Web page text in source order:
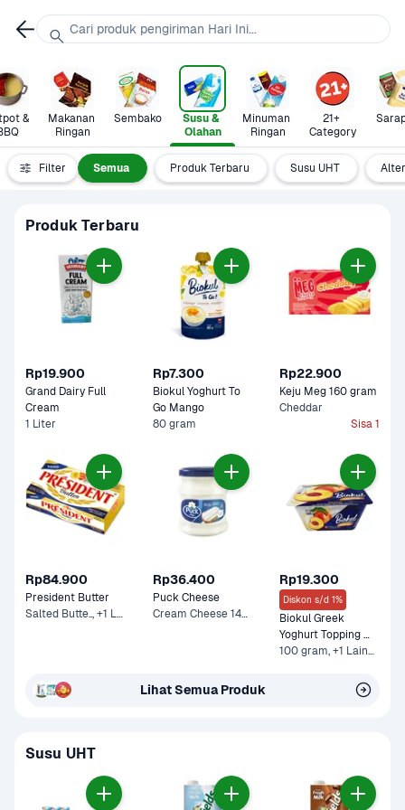
&
Makanan
Ringan
Sembako
Susu &
Olahan
Minuman
Ringan
21+
Category
Filter Semua Produk Terbaru Susu UHT
Produk Terbaru
Rp19.900
Grand Dairy Full
1 Liter
Rp7.300
Biokul Yoghurt To
Go Mango
80 gram
Rp22.900
Keju Meg 160 gram
Cheddar
Sisa 1
Rp84.900
President Butter
Salted Butte.., +1 Lainnya
Rp36.400
Puck Cheese
Cream Cheese 140 g
Rp19.300
Diskon s/d 1%
Biokul Greek
Yoghurt Topping
Peach
100 gram, +1 Lainnya
Lihat Semua Produk
Susu UHT
Cari produk pengiriman Hari Ini...